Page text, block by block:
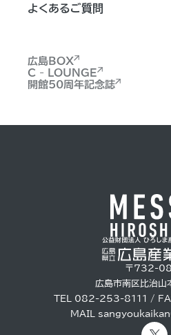
よくあるご質問
広島BOX
C - LOUNGE
開館50周年記念誌
〒732-
広島市南区比治
TEL 082-253-8111 /
MAIL